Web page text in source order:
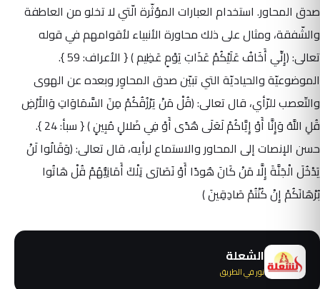
صدق المحاور. استخدام العبارات المؤثّرة الّتي لا تخلو من العاطفة
والشّفقة، ومثال على ذلك محاورة الأنبياء لأقوامهم في قوله
تعالى: (إِنِّي أَخَافُ عَلَيْكُمْ عَذَابَ يَوْمٍ عَظِيم ) { الأعراف: 59 }.
الموضوعيّة والحياديّة التي تبيّن صدق المحاوِر وبعده عن الهوى
والتّعصب للرّأي، قال تعالى: (قُلْ مَنْ يَرْزُقُكُمْ مِنَ السَّمَاوَاتِ وَالأَرْضِ
قُلِ اللَّهُ وَإِنَّا أَوْ إِيَّاكُمْ لَعَلَى هُدًى أَوْ فِي ضَلالٍ مُبِينٍ ) { سبأ: 24 }.
حسن الإنصات إلى المحاور والاستماع لرأيه، قال تعالى: (وَقَالُوا لَنْ
يَدْخُلَ الْجَنَّةَ إِلَّا مَنْ كَانَ هُودًا أَوْ نَصَارَى تِلْكَ أَمَانِيُّهُمْ قُلْ هَاتُوا
بُرْهَانَكُمْ إِنْ كُنْتُمْ صَادِقِينَ )
الشعلة
نور في الطريق